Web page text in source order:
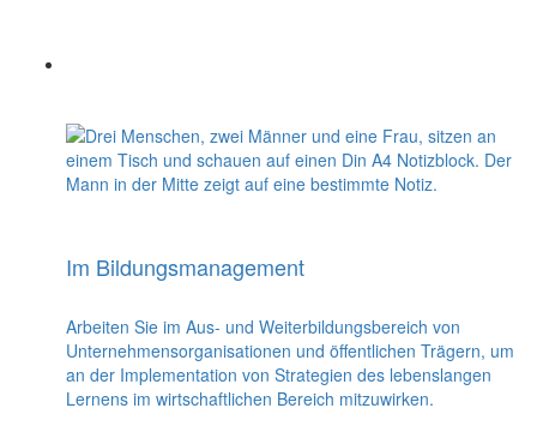
Im Bildungsmanagement
Arbeiten Sie im Aus- und Weiterbildungsbereich von
Unternehmensorganisationen und öffentlichen Trägern, um
an der Implementation von Strategien des lebenslangen
Lernens im wirtschaftlichen Bereich mitzuwirken.